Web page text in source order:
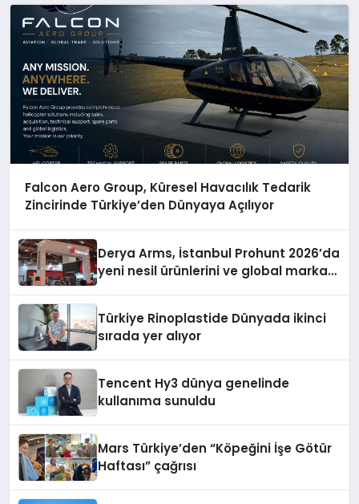
Falcon Aero Group, Küresel Havacılık Tedarik
Zincirinde Türkiye’den Dünyaya Açılıyor
Derya Arms, İstanbul Prohunt 2026’da
yeni nesil ürünlerini ve global marka
Türkiye Rinoplastide Dünyada ikinci
sırada yer alıyor
Tencent Hy3 dünya genelinde
kullanıma sunuldu
Mars Türkiye’den “Köpeğini İşe Götür
Haftası” çağrısı